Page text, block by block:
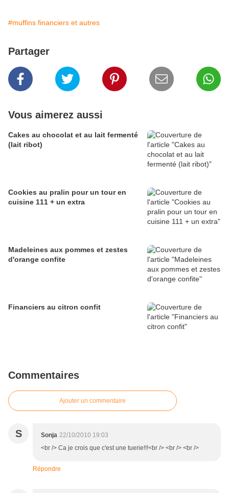
#muffins financiers et autres
Partager
Vous aimerez aussi
Cakes au chocolat et au lait fermenté
(lait ribot)
Cookies au pralin pour un tour en
cuisine 111 + un extra
Madeleines aux pommes et zestes
d'orange confite
Financiers au citron confit
Commentaires
Ajouter un commentaire
S Sonja 22/10/2010 19:03
<br /> Ca je crois que c'est une tuerie!!!<br /> <br /> <br />
Répondre